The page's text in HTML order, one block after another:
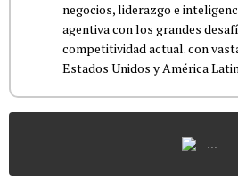
negocios, liderazgo e
agentiva con los grandes
competitividad actual. con
Estados Unidos y América
...